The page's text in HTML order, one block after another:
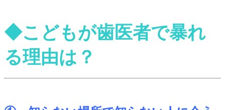
◆こどもが歯医者で暴れ
る理由は？